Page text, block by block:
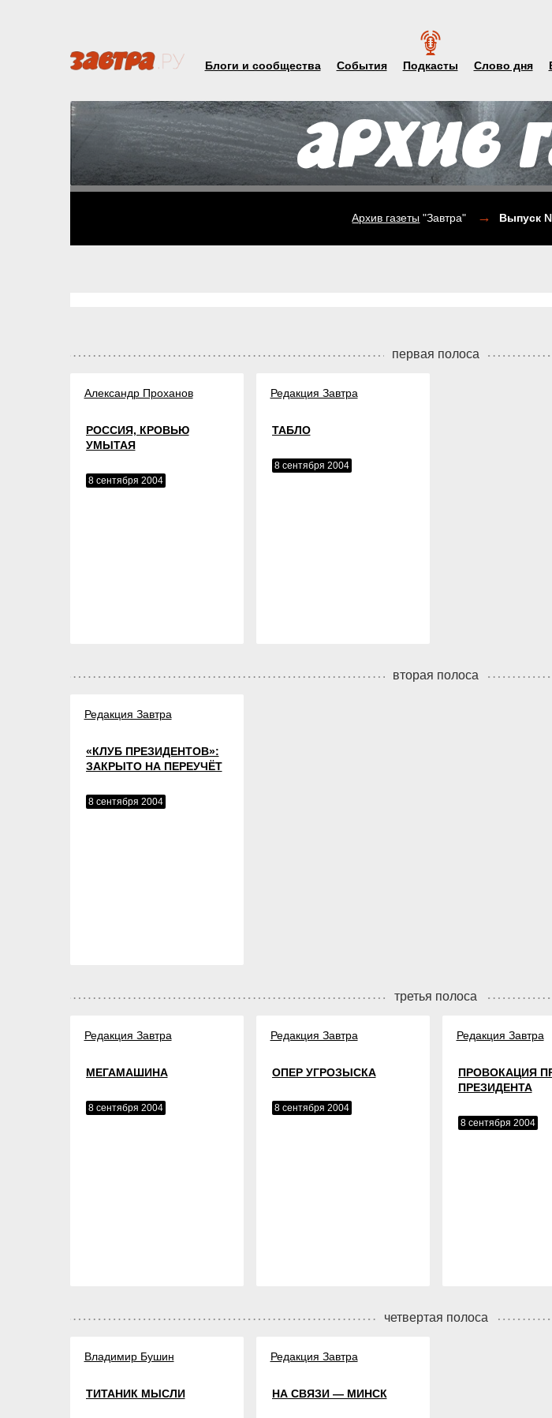
Блоги и сообщества События Подкасты Слово дня
Архив газеты "Завтра" → Выпуск
первая полоса
Александр Проханов
РОССИЯ, КРОВЬЮ
УМЫТАЯ
8 сентября 2004
Редакция Завтра
ТАБЛО
8 сентября 2004
вторая полоса
Редакция Завтра
«КЛУБ ПРЕЗИДЕНТОВ»:
ЗАКРЫТО НА ПЕРЕУЧЁТ
8 сентября 2004
третья полоса
Редакция Завтра
МЕГАМАШИНА
8 сентября 2004
Редакция Завтра
ОПЕР УГРОЗЫСКА
8 сентября 2004
Редакция Завтра
ПРОВОКАЦИЯ
ПРЕЗИДЕНТА
8 сентября 2004
четвертая полоса
Владимир Бушин
ТИТАНИК МЫСЛИ
Редакция Завтра
НА СВЯЗИ — МИНСК